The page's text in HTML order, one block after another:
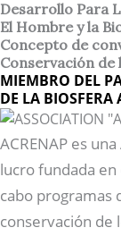
Ir
al
contenido
Desarrollo Para
El Hombre y la
Concepto de
Conservación de
MIEMBRO DEL
DE LA BIOSFERA
ACRENAP es
lucro fundada
cabo programas
conservación de